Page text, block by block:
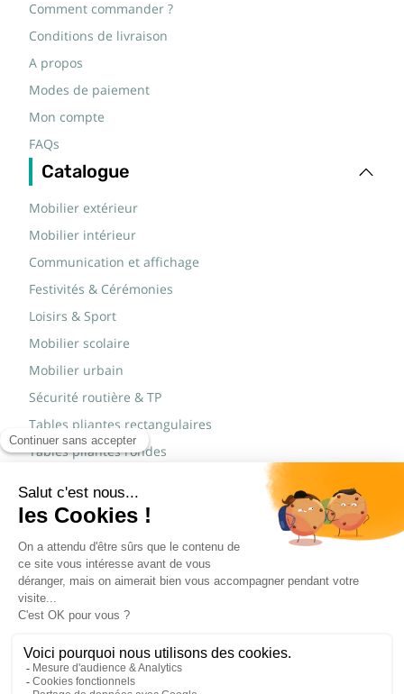
Comment commander ?
Conditions de livraison
A propos
Modes de paiement
Mon compte
FAQs
Catalogue
Mobilier extérieur
Mobilier intérieur
Communication et affichage
Festivités & Cérémonies
Loisirs & Sport
Mobilier scolaire
Mobilier urbain
Sécurité routière & TP
Tables pliantes rectangulaires
Tables pliantes rondes
Marques
JAD Groupe
Procity®
© Copyright 2015 - 2026,